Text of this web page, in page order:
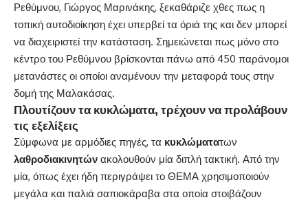
Ρεθύμνου, Γιώργος Μαρινάκης, ξεκαθάριζε χθες πως η
τοπική αυτοδιοίκηση έχει υπερβεί τα όριά της και δεν μπορεί
να διαχειριστεί την κατάσταση. Σημειώνεται πως μόνο στο
κέντρο του Ρεθύμνου βρίσκονται πάνω από 450 παράνομοι
μετανάστες οι οποίοι αναμένουν την μεταφορά τους στην
δομή της Μαλακάσας.
Πλουτίζουν τα κυκλώματα, τρέχουν να προλάβουν
τις εξελίξεις
Σύμφωνα με αρμόδιες πηγές, τα κυκλώματατων
λαθροδιακινητών ακολουθούν μία διπλή τακτική. Από την
μία, όπως έχει ήδη περιγράψει το ΘΕΜΑ χρησιμοποιούν
μεγάλα και παλιά σαπιοκάραβα στα οποία στοιβάζουν